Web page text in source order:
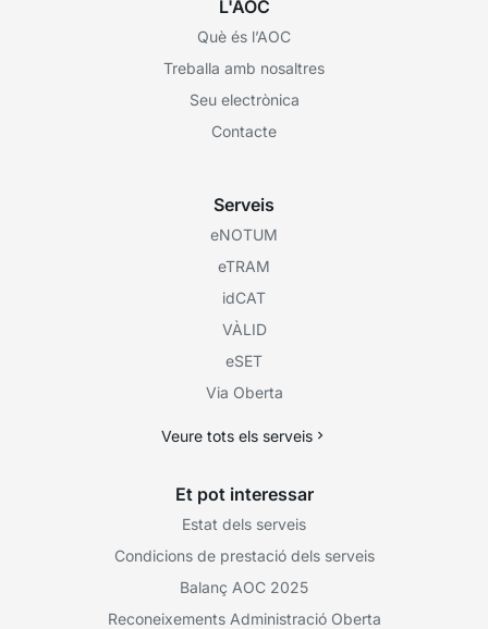
L'AOC
Què és l’AOC
Treballa amb nosaltres
Seu electrònica
Contacte
Serveis
eNOTUM
eTRAM
idCAT
VÀLID
eSET
Via Oberta
Veure tots els serveis
Et pot interessar
Estat dels serveis
Condicions de prestació dels serveis
Balanç AOC 2025
Reconeixements Administració Oberta